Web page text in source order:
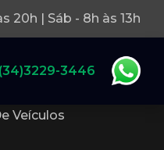
20h | Sáb - 8h às 13h
(34)3229-3446
Veículos